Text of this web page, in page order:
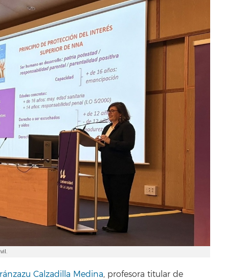
Calzadilla Medina, profesora titular de